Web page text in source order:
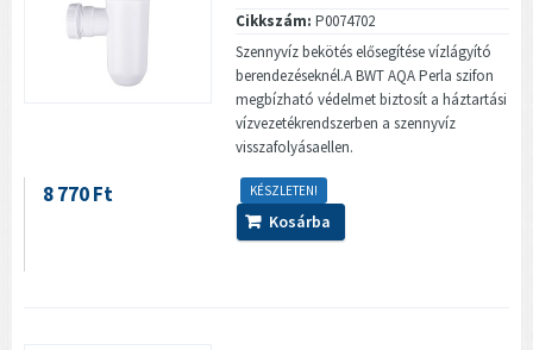
Cikkszám: P0074702
Szennyvíz bekötés elősegítése vízlágyító
berendezéseknél.A BWT AQA Perla szifon
megbízható védelmet biztosít a háztartási
vízvezetékrendszerben a szennyvíz
visszafolyásaellen.
KÉSZLETEN!
8 770 Ft
Kosárba